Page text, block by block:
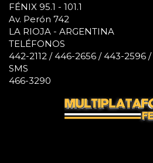
FÉNIX 95.1 - 101.1
Av. Perón 742
LA RIOJA - ARGENTINA
TELÉFONOS
442-2112 / 446-2656 / 443-2596
SMS
466-3290